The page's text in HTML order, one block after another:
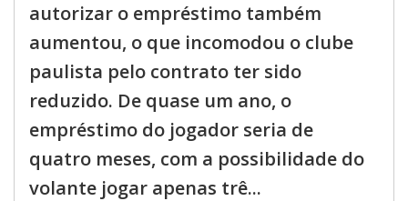
autorizar o empréstimo também
aumentou, o que incomodou o clube
paulista pelo contrato ter sido
reduzido. De quase um ano, o
empréstimo do jogador seria de
quatro meses, com a possibilidade do
volante jogar apenas trê...